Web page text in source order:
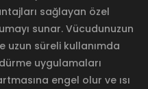
sağlayan özel
sunar. Vücudunuzun
uzun süreli kullanımda
uygulamaları
engel olur ve ısı